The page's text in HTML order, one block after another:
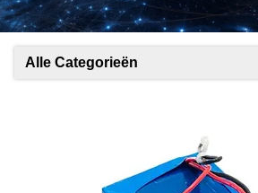
Alle Categorieën